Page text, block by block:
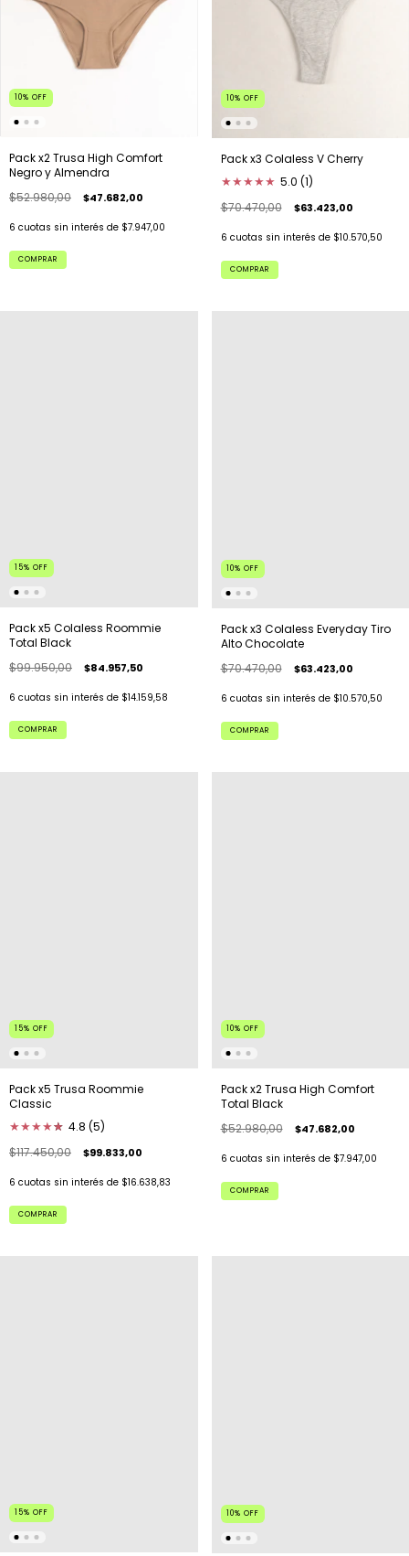
10% OFF
Pack x2 Trusa High Comfort
Negro y Almendra
$52.980,00
$47.682,00
6 cuotas sin interés de $7.947,00
COMPRAR
10% OFF
Pack x3 Colaless V Cherry
★★★★★ 5.0 (1)
$70.470,00
$63.423,00
6 cuotas sin interés de $10.570,50
COMPRAR
15% OFF
Pack x5 Colaless Roommie
Total Black
$99.950,00
$84.957,50
6 cuotas sin interés de $14.159,58
COMPRAR
10% OFF
Pack x3 Colaless Everyday Tiro
Alto Chocolate
$70.470,00
$63.423,00
6 cuotas sin interés de $10.570,50
COMPRAR
15% OFF
Pack x5 Trusa Roommie
Classic
★★★★★
★ 4.8 (5)
$117.450,00
$99.833,00
6 cuotas sin interés de $16.638,83
COMPRAR
10% OFF
Pack x2 Trusa High Comfort
Total Black
$52.980,00
$47.682,00
6 cuotas sin interés de $7.947,00
COMPRAR
15% OFF 10% OFF